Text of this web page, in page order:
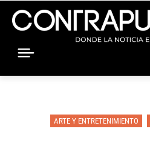
ARTE Y ENTRETENIMIENTO